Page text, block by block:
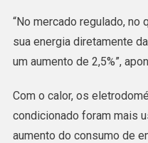
“No mercado regulado,
sua energia diretamente
um aumento de 2,5%”,
Com o calor, os
condicionado foram mais
aumento do consumo de